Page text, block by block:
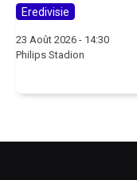
Eredivisie
23 Août 2026 - 14:30
Philips Stadion